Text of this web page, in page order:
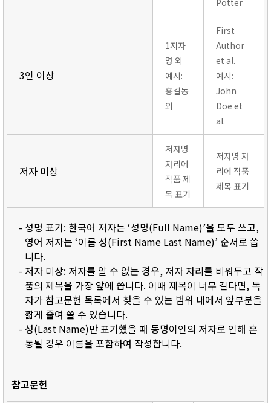
Potter
3인 이상
1저자
명 외
예시:
홍길동
외
First
Author
et al.
예시:
John
Doe et
al.
저자 미상
저자명
자리에
작품 제
목 표기
저자명 자
리에 작품
제목 표기
- 성명 표기: 한국어 저자는 ‘성명(Full Name)’을 모두 쓰고,
영어 저자는 ‘이름 성(First Name Last Name)’ 순서로 씁
니다.
- 저자 미상: 저자를 알 수 없는 경우, 저자 자리를 비워두고 작
품의 제목을 가장 앞에 씁니다. 이때 제목이 너무 길다면, 독
자가 참고문헌 목록에서 찾을 수 있는 범위 내에서 앞부분을
짧게 줄여 쓸 수 있습니다.
- 성(Last Name)만 표기했을 때 동명이인의 저자로 인해 혼
동될 경우 이름을 포함하여 작성합니다.
참고문헌